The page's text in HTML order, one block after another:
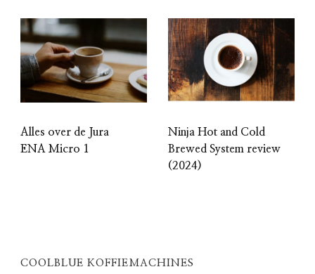
Alles over de Jura
ENA Micro 1
Ninja Hot and Cold
Brewed System review
(2024)
COOLBLUE KOFFIEMACHINES